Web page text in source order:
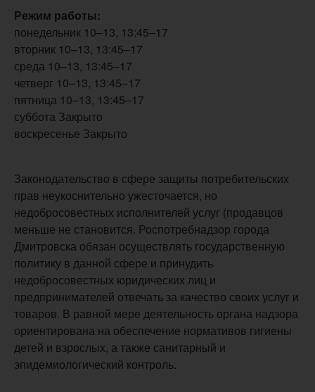
Режим работы:
понедельник 10–13, 13:45–17
вторник 10–13, 13:45–17
среда 10–13, 13:45–17
четверг 10–13, 13:45–17
пятница 10–13, 13:45–17
суббота Закрыто
воскресенье Закрыто
Законодательство в сфере защиты потребительских
прав неукоснительно ужесточается, но
недобросовестных исполнителей услуг (продавцов
меньше не становится. Роспотребнадзор города
Дмитровска обязан осуществлять государственную
политику в данной сфере и принудить
недобросовестных юридических лиц и
предпринимателей отвечать за качество своих услуг и
товаров. В равной мере деятельность органа надзора
ориентирована на обеспечение нормативов гигиены
детей и взрослых, а также санитарный и
эпидемиологический контроль.